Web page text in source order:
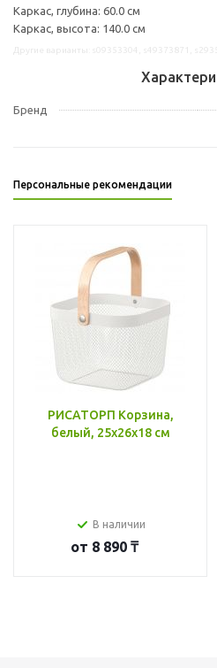
Каркас, глубина: 60.0 см
Каркас, высота: 140.0 см
Бренд
Персональные рекомендации
РИСАТОРП Корзина,
белый, 25x26x18 см
В наличии
от 8 890 ₸